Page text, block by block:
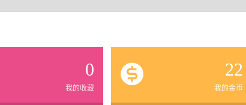
0
我的收藏
22
我的金币